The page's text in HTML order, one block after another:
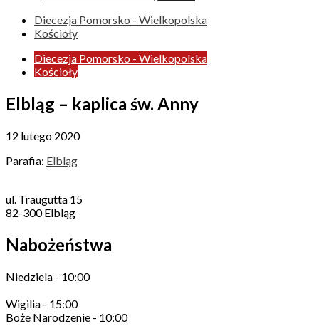
Diecezja Pomorsko - Wielkopolska
Kościoły
Diecezja Pomorsko - Wielkopolska
Kościoły
Elbląg – kaplica św. Anny
12 lutego 2020
Parafia: Elbląg
ul. Traugutta 15
82-300 Elbląg
Nabożeństwa
Niedziela - 10:00
Wigilia - 15:00
Boże Narodzenie - 10:00